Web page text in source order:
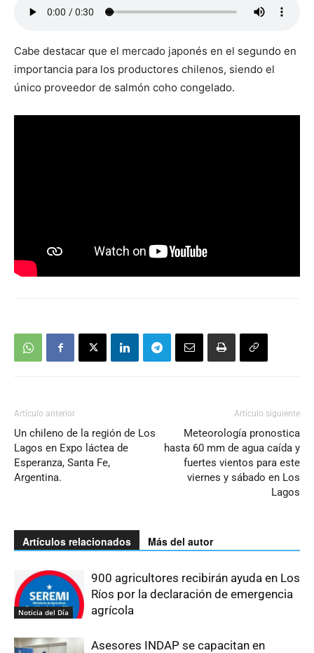
Cabe destacar que el mercado japonés en el segundo en
importancia para los productores chilenos, siendo el
único proveedor de salmón coho congelado.
Artículo anterior
Un chileno de la región de Los
Lagos en Expo láctea de
Esperanza, Santa Fe,
Argentina.
Artículo siguiente
Meteorología pronostica
hasta 60 mm de agua caída y
fuertes vientos para este
viernes y sábado en Los
Lagos
Artículos relacionados Más del autor
Noticia del Día
900 agricultores recibirán ayuda en Los
Ríos por la declaración de emergencia
agrícola
Asesores INDAP se capacitan en